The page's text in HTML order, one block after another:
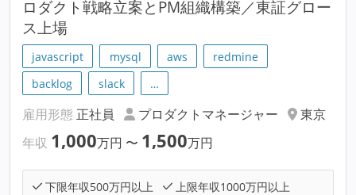
ロダクト戦略立案とPM組織構築／東証グロー
ス上場
javascript mysql aws
redmine
backlog
slack …
雇用形態 正社員 プロダクトマネージャー
東京
年収 1,000万円 〜 1,500万円
下限年収500万円以上
上限年収1000万円以上